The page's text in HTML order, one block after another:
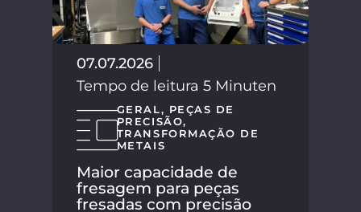
07.07.2026
Tempo de leitura 5 Minuten
GERAL, PEÇAS DE
PRECISÃO,
TRANSFORMAÇÃO DE
METAIS
Maior capacidade de
fresagem para peças
fresadas com precisão